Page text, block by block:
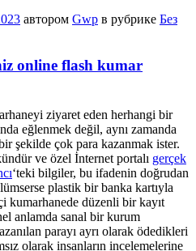
автором Gwp в рубрике Без
online flash kumar
ziyaret eden herhangi bir
eğlenmek değil, aynı zamanda
şekilde çok para kazanmak ister.
ve özel İnternet portalı gerçek
‘teki bilgiler, bu ifadenin doğrudan
plastik bir banka kartıyla
kumarhanede düzenli bir kayıt
anlamda sanal bir kurum
parayı ayrı olarak ödedikleri
olarak insanların incelemelerine